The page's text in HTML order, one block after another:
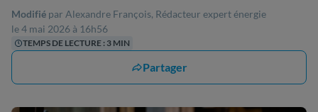
Modifié par Alexandre François, Rédacteur expert énergie
le 4 mai 2026 à 16h56
TEMPS DE LECTURE : 3 MIN
Partager